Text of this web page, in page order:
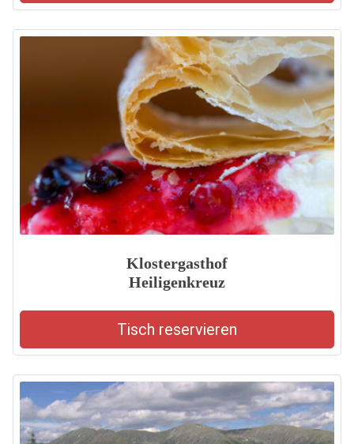
Klostergasthof
Heiligenkreuz
Tisch reservieren